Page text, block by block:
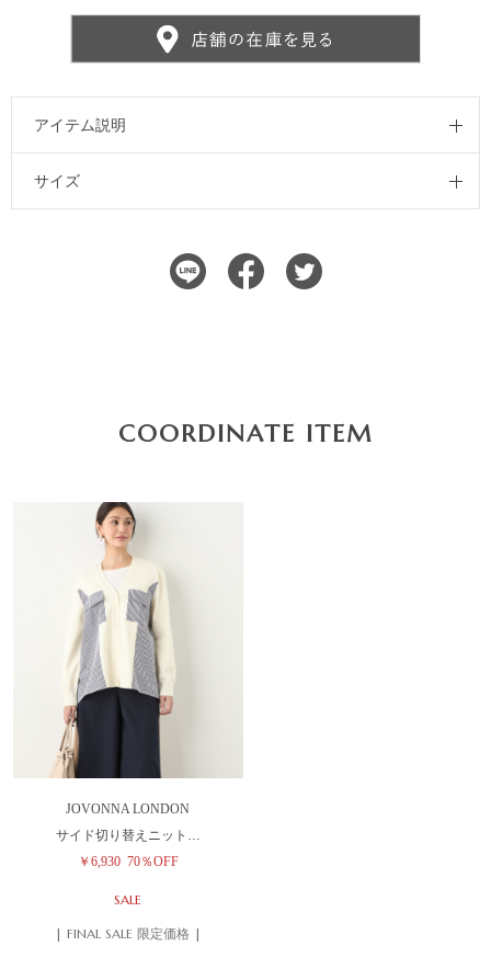
アイテム説明
サイズ
COORDINATE ITEM
JOVONNA LONDON
サイド切り替えニット…
￥6,930 70％OFF
SALE
| FINAL SALE 限定価格 |